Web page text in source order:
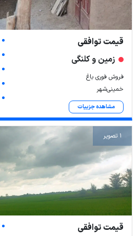
قیمت توافقی
زمین و کلنگی
فروش فوری باغ
خمینی‌شهر
مشاهده جزییات
1 تصویر
قیمت توافقی